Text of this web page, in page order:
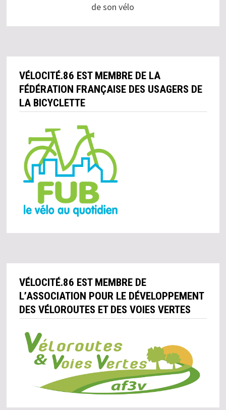
de son vélo
VÉLOCITÉ.86 EST MEMBRE DE LA
FÉDÉRATION FRANÇAISE DES USAGERS DE
LA BICYCLETTE
VÉLOCITÉ.86 EST MEMBRE DE
L’ASSOCIATION POUR LE DÉVELOPPEMENT
DES VÉLOROUTES ET DES VOIES VERTES